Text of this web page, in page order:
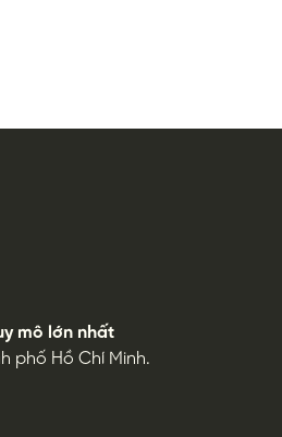
mô lớn nhất
phố Hồ Chí Minh.